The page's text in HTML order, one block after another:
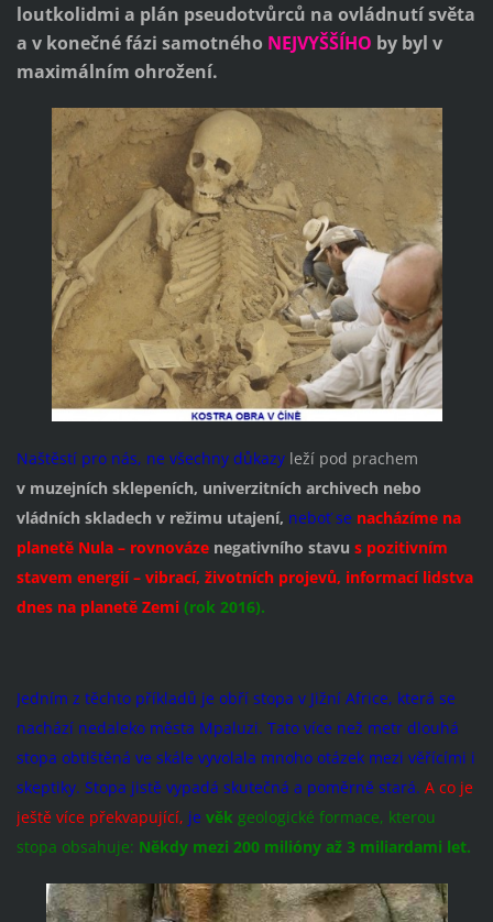
loutkolidmi a plán pseudotvůrců na ovládnutí světa
a v konečné fázi samotného NEJVYŠŠÍHO by byl v
maximálním ohrožení.
Naštěstí pro nás, ne všechny důkazy leží pod prachem
v muzejních sklepeních, univerzitních archivech nebo
vládních skladech v režimu utajení, neboť se nacházíme na
planetě Nula – rovnováze negativního stavu s pozitivním
stavem energií – vibrací, životních projevů, informací lidstva
dnes na planetě Zemi(rok 2016).
Jedním z těchto příkladů je obří stopa v Jižní Africe, která se
nachází nedaleko města Mpaluzi. Tato více než metr dlouhá
stopa obtištěná ve skále vyvolala mnoho otázek mezi věřícími i
skeptiky. Stopa jistě vypadá skutečná a poměrně stará. A co je
ještě více překvapující, je věkgeologické formace, kterou
stopa obsahuje: Někdy mezi 200 milióny až 3 miliardami let.